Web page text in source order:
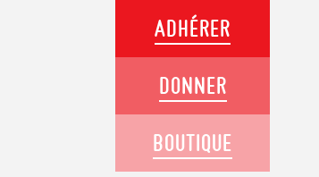
ADHÉRER
DONNER
BOUTIQUE